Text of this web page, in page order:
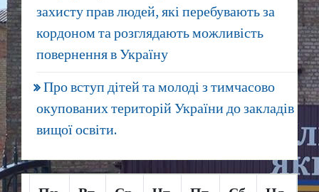
захисту прав людей, які перебувають за
кордоном та розглядають можливість
повернення в Україну
Про вступ дітей та молоді з тимчасово
окупованих територій України до закладів
вищої освіти.